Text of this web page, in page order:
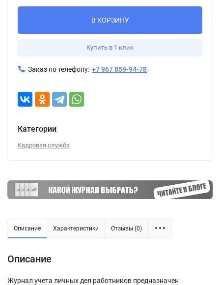
В КОРЗИНУ
Купить в 1 клик
Заказ по телефону: +7 967 859-94-78
Категории
Кадровая служба
Описание Характеристики Отзывы (0)
Описание
Журнал учета личных дел работников предназначен